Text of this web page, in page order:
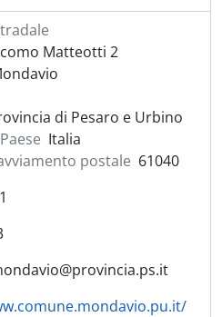
Matteotti 2
di Pesaro e Urbino
Italia
postale 61040